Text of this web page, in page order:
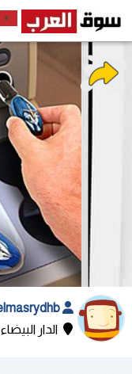
الدار البيضاء